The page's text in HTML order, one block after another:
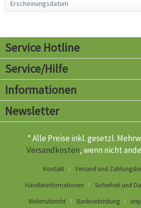
Service Hotline
Service/Hilfe
Informationen
Newsletter
* Alle Preise inkl. gesetzl.
Versandkosten, wenn nicht
Kontakt
Versand und
Händlerinformationen
Sicherheit und
Widerrufsrecht
Bankverbindung